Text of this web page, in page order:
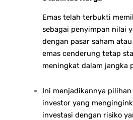
Emas telah terbukti
sebagai penyimpan nilai
dengan pasar saham
emas cenderung tetap
meningkat dalam jangka
Ini menjadikannya
investor yang
investasi dengan risiko